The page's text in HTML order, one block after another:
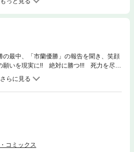
の最中、「市蘭優勝」の報告を聞き、笑顔
願いを現実に!! 絶対に勝つ!!! 死力を尽く
コミックス